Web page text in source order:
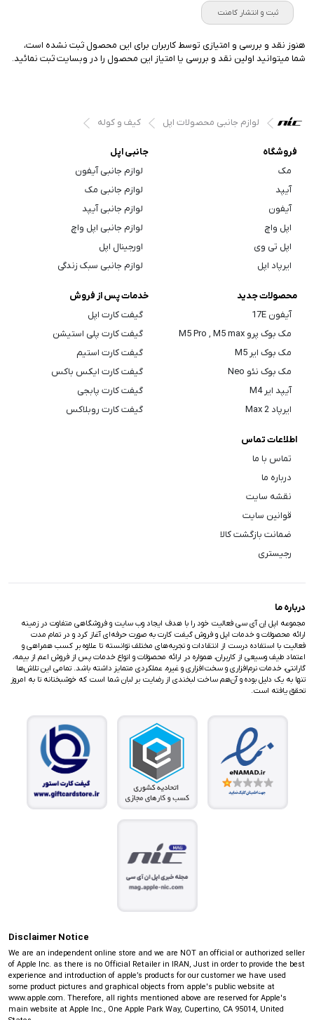
ثبت و انتشار کامنت
هنوز نقد و بررسی و امتیازی توسط کاربران برای این محصول ثبت نشده است،
شما میتوانید اولین نقد و بررسی یا امتیاز این محصول را در وبسایت ثبت نمائید.
لوازم جانبی محصولات اپل کیف و کوله
فروشگاه
مک
آیپد
آیفون
اپل واچ
اپل تی وی
ایرپاد اپل
جانبی اپل
لوازم جانبی آیفون
لوازم جانبی مک
لوازم جانبی آیپد
لوازم جانبی اپل واچ
اورجینال اپل
لوازم جانبی سبک زندگی
محصولات جدید
آیفون 17E
مک بوک پرو M5 Pro , M5 max
مک بوک ایر M5
مک بوک نئو Neo
آیپد ایر M4
ایرپاد Max 2
خدمات پس از فروش
گیفت کارت اپل
گیفت کارت پلی استیشن
گیفت کارت استیم
گیفت کارت ایکس باکس
گیفت کارت پابجی
گیفت کارت روبلاکس
اطلاعات تماس
تماس با ما
درباره ما
نقشه سایت
قوانین سایت
ضمانت بازگشت کالا
رجیستری
درباره ما
مجموعه اپل اِن آی سی فعالیت خود را با هدف ایجاد وب سایت و فروشگاهی متفاوت در زمینه
ارائه محصولات و خدمات اپل و فروش گیفت کارت به صورت حرفه‌ای آغاز کرد و در تمام مدت
فعالیت با استفاده درست از انتقادات و تجربه‌های مختلف توانسته تا علاوه بر کسب همراهی و
اعتماد طیف وسیعی از کاربران، همواره در ارائه محصولات و انواع خدمات پس از فروش اعم از بیمه،
گارانتی، خدمات نرم‌افزاری و سخت‌افزاری و غیره، عملکردی متمایز داشته باشد. تمامی این تلاش‌ها
تنها به یک دلیل بوده و آن‌هم ساخت لبخندی از رضایت بر لبان شما است که خوشبختانه تا به امروز
تحقق یافته است.
Disclaimer Notice
We are an independent online store and we are NOT an official or authorized seller
of Apple Inc. as there is no Official Retailer in IRAN, Just in order to provide the best
experience and introduction of apple’s products for our customer we have used
some product pictures and graphical objects from apple's public website at
www.apple.com. Therefore, all rights mentioned above are reserved for Apple's
main website at Apple Inc., One Apple Park Way, Cupertino, CA 95014, United